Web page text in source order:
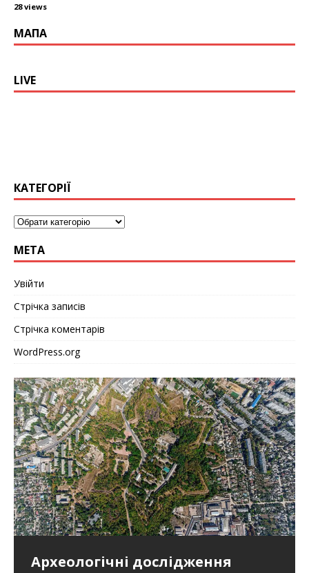
28 views
МАПА
LIVE
КАТЕГОРІЇ
МЕТА
Увійти
Стрічка записів
Стрічка коментарів
WordPress.org
Сто тринадцять років
Археологічні дослідження
Як працювала економіка
Зеленський прибув до Польщі
Горбатий «Запорожець»: Як